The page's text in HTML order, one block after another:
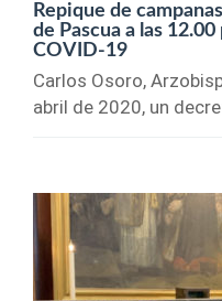
Repique de
de Pascua a las
COVID-19
Carlos Osoro,
abril de 2020, un